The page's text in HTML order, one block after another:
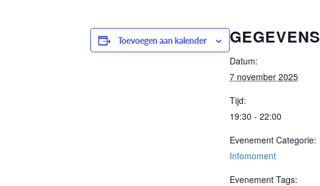
Toevoegen aan kalender GEGEVENS
Datum:
7 november 2025
Tijd:
19:30 - 22:00
Evenement Categorie:
Infomoment
Evenement Tags: